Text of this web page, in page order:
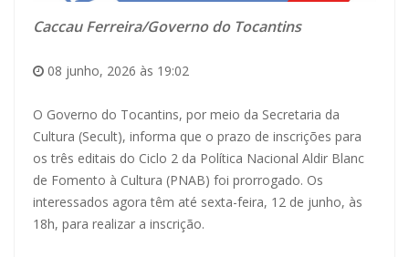
Caccau Ferreira/Governo do Tocantins
08 junho, 2026 às 19:02
O Governo do Tocantins, por meio da Secretaria da
Cultura (Secult), informa que o prazo de inscrições para
os três editais do Ciclo 2 da Política Nacional Aldir Blanc
de Fomento à Cultura (PNAB) foi prorrogado. Os
interessados agora têm até sexta-feira, 12 de junho, às
18h, para realizar a inscrição.